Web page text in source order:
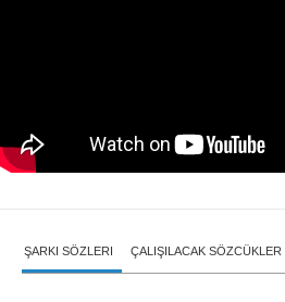
ŞARKI SÖZLERI ÇALIŞILACAK SÖZCÜKLER